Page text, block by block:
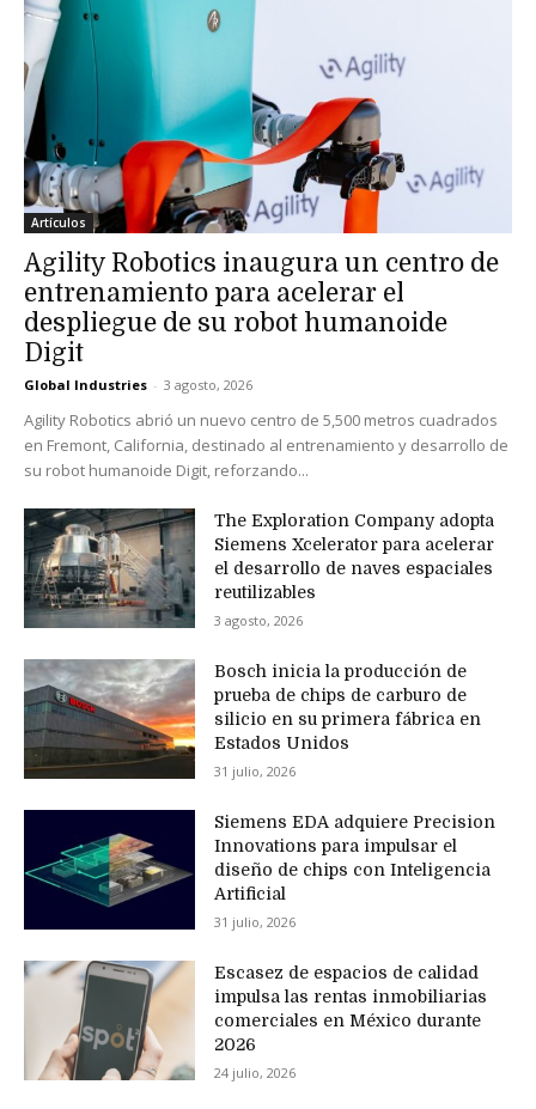
Artículos
Agility Robotics inaugura un centro de
entrenamiento para acelerar el
despliegue de su robot humanoide
Digit
Global Industries - 3 agosto, 2026
Agility Robotics abrió un nuevo centro de 5,500 metros cuadrados
en Fremont, California, destinado al entrenamiento y desarrollo de
su robot humanoide Digit, reforzando...
The Exploration Company adopta
Siemens Xcelerator para acelerar
el desarrollo de naves espaciales
reutilizables
3 agosto, 2026
Bosch inicia la producción de
prueba de chips de carburo de
silicio en su primera fábrica en
Estados Unidos
31 julio, 2026
Siemens EDA adquiere Precision
Innovations para impulsar el
diseño de chips con Inteligencia
Artificial
31 julio, 2026
Escasez de espacios de calidad
impulsa las rentas inmobiliarias
comerciales en México durante
2026
24 julio, 2026